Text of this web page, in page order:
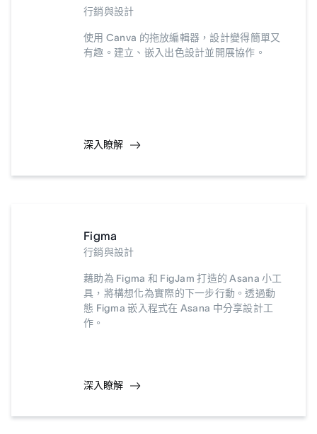
行銷與設計
使用 Canva 的拖放編輯器，設計變得簡單又
有趣。建立、嵌入出色設計並開展協作。
深入瞭解
Figma
行銷與設計
藉助為 Figma 和 FigJam 打造的 Asana 小工
具，將構想化為實際的下一步行動。透過動
態 Figma 嵌入程式在 Asana 中分享設計工
作。
深入瞭解